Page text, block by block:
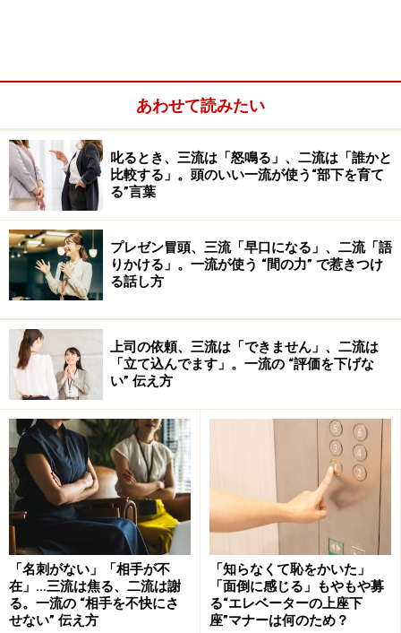
1：脂ぎった肌、乾燥して粉をふいた肌
2：寝ぐせのついた髪、伸びた髪
3：伸びた爪・汚れた爪、ささくれた指先
4：歯の汚れ
5：服装の汚れや傷みなど
見た目から受ける情報が、清潔感に大きく影響す
る！
清潔感がないと思われる理由1：脂ぎった
肌、乾燥して粉をふいた肌
あわせて読みたい
叱るとき、三流は「怒鳴る」、二流は「誰かと
比較する」。頭のいい一流が使う“部下を育て
る”言葉
プレゼン冒頭、三流「早口になる」、二流「語
りかける」。一流が使う “間の力” で惹きつけ
る話し方
上司の依頼、三流は「できません」、二流は
「立て込んでます」。一流の “評価を下げな
い” 伝え方
「名刺がない」「相手が不
在」…三流は焦る、二流は謝
る。一流の “相手を不快にさ
せない” 伝え方
「知らなくて恥をかいた」
「面倒に感じる」もやもや募
る“エレベーターの上座下
座”マナーは何のため？